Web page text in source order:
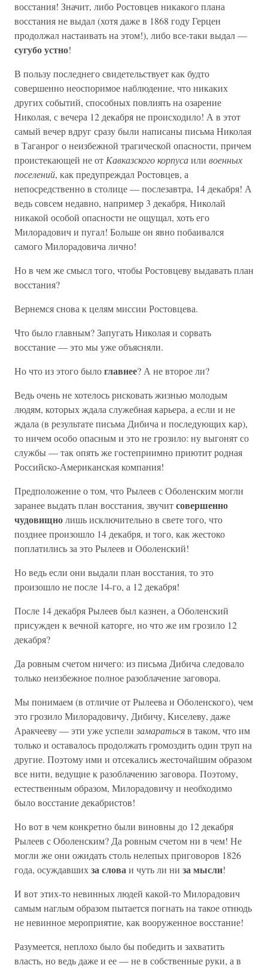
восстания! Значит, либо Ростовцев никакого плана
восстания не выдал (хотя даже в 1868 году Герцен
продолжал настаивать на этом!), либо все-таки выдал —
сугубо устно!
В пользу последнего свидетельствует как будто
совершенно неоспоримое наблюдение, что никаких
других событий, способных повлиять на озарение
Николая, с вечера 12 декабря не происходило! А в этот
самый вечер вдруг сразу были написаны письма Николая
в Таганрог о неизбежной трагической опасности, причем
проистекающей не от Кавказского корпусаили военных
поселений, как предупреждал Ростовцев, а
непосредственно в столице — послезавтра, 14 декабря! А
ведь совсем недавно, например 3 декабря, Николай
никакой особой опасности не ощущал, хоть его
Милорадович и пугал! Больше он явно побаивался
самого Милорадовича лично!
Но в чем же смысл того, чтобы Ростовцеву выдавать план
восстания?
Вернемся снова к целям миссии Ростовцева.
Что было главным? Запугать Николая и сорвать
восстание — это мы уже объясняли.
Но что из этого былоглавнее? А не второе ли?
Ведь очень не хотелось рисковать жизнью молодым
людям, которых ждала служебная карьера, а если и не
ждала (в результате письма Дибича и последующих кар),
то ничем особо опасным и это не грозило: ну выгонят со
службы — так опять же гостеприимно приютит родная
Российско-Американская компания!
Предположение о том, что Рылеев с Оболенским могли
заранее выдать план восстания, звучитсовершенно
чудовищнолишь исключительно в свете того, что
позднее произошло 14 декабря, и того, как жестоко
поплатились за это Рылеев и Оболенский!
Но ведь если они выдали план восстания, то это
произошло не после 14-го, а 12 декабря!
После 14 декабря Рылеев был казнен, а Оболенский
присужден к вечной каторге, но что же им грозило 12
декабря?
Да ровным счетом ничего: из письма Дибича следовало
только неизбежное полное разоблачение заговора.
Мы понимаем (в отличие от Рылеева и Оболенского), чем
это грозило Милорадовичу, Дибичу, Киселеву, даже
Аракчееву — эти уже успели замаратьсяв таком, что им
только и оставалось продолжать громоздить один труп на
другие. Поэтому ими и отсекались жесточайшим образом
все нити, ведущие к разоблачению заговора. Поэтому,
естественным образом, Милорадовичу и необходимо
было восстание декабристов!
Но вот в чем конкретно были виновны до 12 декабря
Рылеев с Оболенским? Да ровным счетом ни в чем! Не
могли же они ожидать столь нелепых приговоров 1826
года, осуждавшихза словаи чуть ли ни за мысли!
И вот этих-то невинных людей какой-то Милорадович
самым наглым образом пытается погнать на такое отнюдь
не невинное мероприятие, как вооруженное восстание!
Разумеется, неплохо было бы победить и захватить
власть, но ведь даже и ее — не в собственные руки, а в